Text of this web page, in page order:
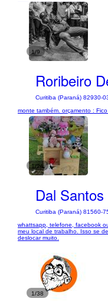
1/9
Roribeiro
Curitiba (Paraná) 82930-
monte também. orçamento :
1/26
Dal Santos
Curitiba (Paraná) 81560-
whattsapp, telefone, facebook
meu local de trabalho. Isso se
deslocar muito.
1/38